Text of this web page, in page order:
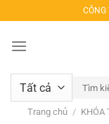
qua
nội
CÔNG
Tìm
kiếm:
Trang chủ / KHÓA